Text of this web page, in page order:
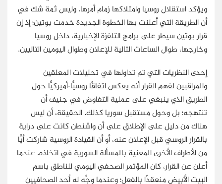
ويؤكد استقلال روسيا وامتلاكها زمام أمرها. وليس ثمة شك في
أن الطريقة التي أُعلنت بها الخطوة الجديدة خدمت بوتين؛ إذ إن
قرار بوتين سيطر على برامج التلفزة الإخبارية، داخل روسيا
وخارجها، طوال الساعات التالية للإعلان وطوال اليومين التاليين.
إحدى النظريات التي تم تداولها في تحليلات المعلقين
والمراقبين لفهم القرار أنه يعكس اتفاقًا روسيًّا-أميركيًّا حول
الطريق الذي ينبغي على عملية التفاوض في جنيف أن
تنتهجه؛ بل وحول مستقبل سوريا كذلك. الحقيقة، أن ليس
هناك من دليل على الإطلاق على أن واشنطن كانت على دراية
بالقرار الروسي قبل الإعلان عنه، أو أن القيادة الروسية شاركت أيًّا
من الأطراف الأخرى المعنية بالمسألة السورية في اتخاذه. عندما
أُعلن عن القرار، كان المؤتمر الصحفي اليومي للناطق باسم
البيت الأبيض منعقدًا بالفعل؛ وعندما وجَّه له أحد الصحافيين